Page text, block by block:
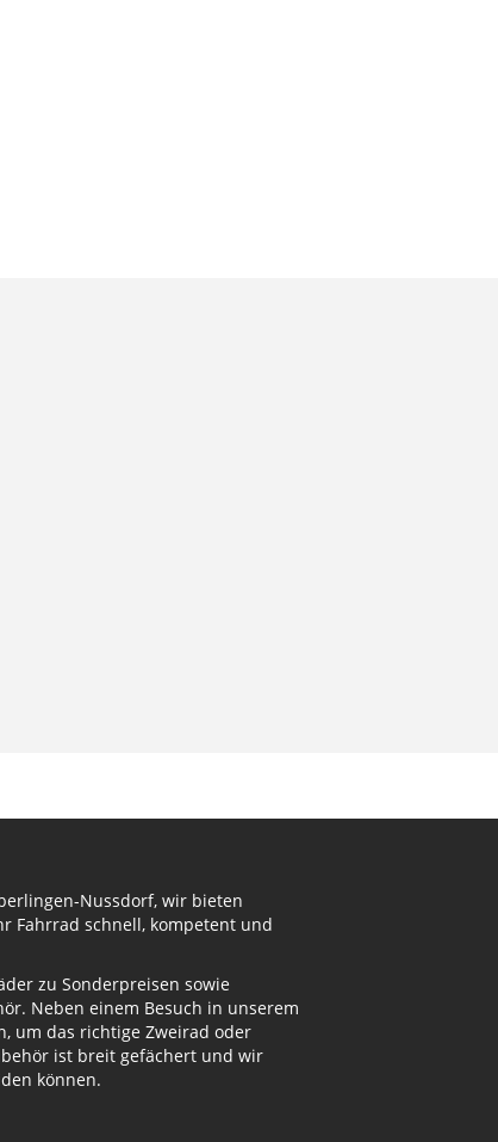
Nussdorf, wir bieten
Fahrrad schnell, kompetent und
zu Sonderpreisen sowie
Neben einem Besuch in unserem
um das richtige Zweirad oder
ist breit gefächert und wir
können.